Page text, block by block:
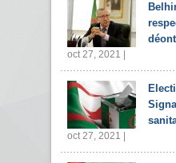
oct 27, 2021 |
oct 27, 2021 |